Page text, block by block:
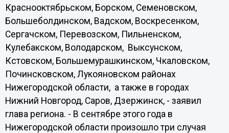
Краснооктябрьском, Борском, Семеновском,
Большеболдинском, Вадском, Воскресенком,
Сергачском, Перевозском, Пильненском,
Кулебакском, Володарском, Выксунском,
Кстовском, Большемурашкинском, Чкаловском,
Починсковском, Лукояновском районах
Нижегородской области, а также в городах
Нижний Новгород, Саров, Дзержинск, - заявил
глава региона. - В сентябре этого года в
Нижегородской области произошло три случая